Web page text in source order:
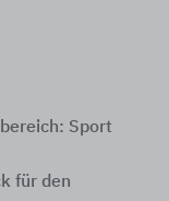
Sport
für den